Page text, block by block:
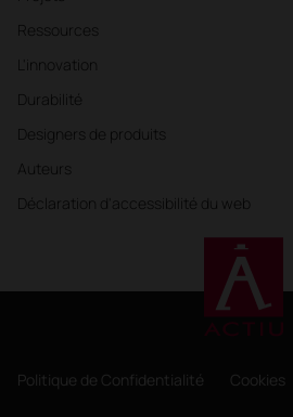
Ressources
L'innovation
Durabilité
Designers de produits
Auteurs
Déclaration d'accessibilité du web
Politique de Confidentialité Cookies